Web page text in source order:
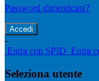
Password dimenticata?
-
Entra con SPID Entra
Seleziona utente